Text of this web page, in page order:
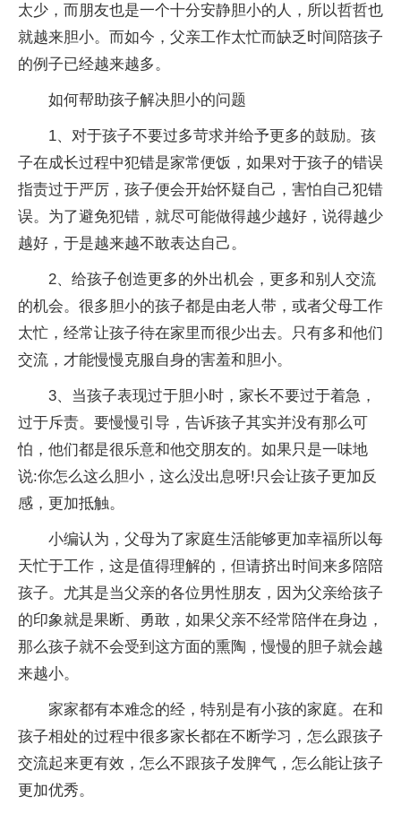
太少，而朋友也是一个十分安静胆小的人，所以哲哲也
就越来胆小。而如今，父亲工作太忙而缺乏时间陪孩子
的例子已经越来越多。
如何帮助孩子解决胆小的问题
1、对于孩子不要过多苛求并给予更多的鼓励。孩
子在成长过程中犯错是家常便饭，如果对于孩子的错误
指责过于严厉，孩子便会开始怀疑自己，害怕自己犯错
误。为了避免犯错，就尽可能做得越少越好，说得越少
越好，于是越来越不敢表达自己。
2、给孩子创造更多的外出机会，更多和别人交流
的机会。很多胆小的孩子都是由老人带，或者父母工作
太忙，经常让孩子待在家里而很少出去。只有多和他们
交流，才能慢慢克服自身的害羞和胆小。
3、当孩子表现过于胆小时，家长不要过于着急，
过于斥责。要慢慢引导，告诉孩子其实并没有那么可
怕，他们都是很乐意和他交朋友的。如果只是一味地
说:你怎么这么胆小，这么没出息呀!只会让孩子更加反
感，更加抵触。
小编认为，父母为了家庭生活能够更加幸福所以每
天忙于工作，这是值得理解的，但请挤出时间来多陪陪
孩子。尤其是当父亲的各位男性朋友，因为父亲给孩子
的印象就是果断、勇敢，如果父亲不经常陪伴在身边，
那么孩子就不会受到这方面的熏陶，慢慢的胆子就会越
来越小。
家家都有本难念的经，特别是有小孩的家庭。在和
孩子相处的过程中很多家长都在不断学习，怎么跟孩子
交流起来更有效，怎么不跟孩子发脾气，怎么能让孩子
更加优秀。